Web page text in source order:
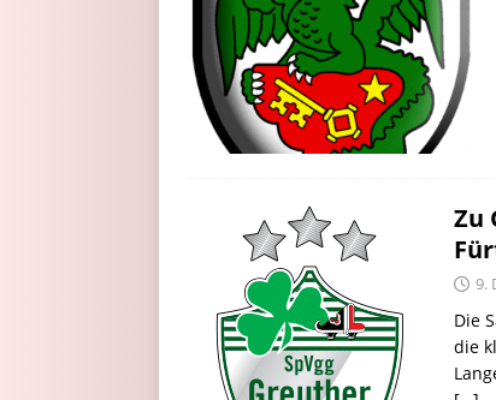
Zu
9.
Die
die